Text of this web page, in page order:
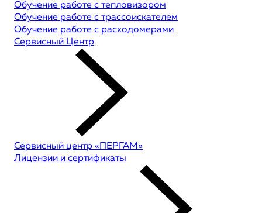
Обучение работе с тепловизором
Обучение работе с трассоискателем
Обучение работе с расходомерами
Сервисный Центр
Сервисный центр «ПЕРГАМ»
Лицензии и сертификаты